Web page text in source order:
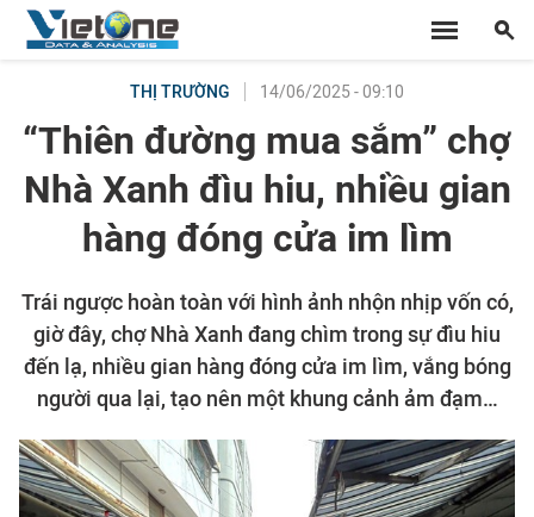
THỊ TRƯỜNG 14/06/2025 - 09:10
“Thiên đường mua sắm” chợ
Nhà Xanh đìu hiu, nhiều gian
hàng đóng cửa im lìm
Trái ngược hoàn toàn với hình ảnh nhộn nhịp vốn có,
giờ đây, chợ Nhà Xanh đang chìm trong sự đìu hiu
đến lạ, nhiều gian hàng đóng cửa im lìm, vắng bóng
người qua lại, tạo nên một khung cảnh ảm đạm…